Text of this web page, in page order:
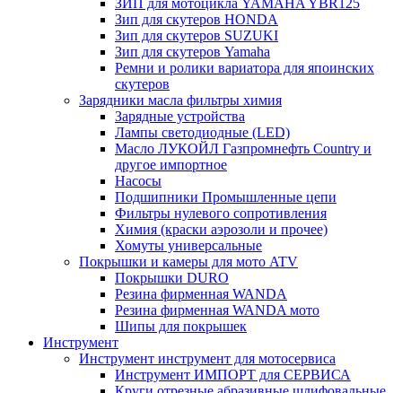
ЗИП для мотоцикла YAMAHA YBR125
Зип для скутеров HONDA
Зип для скутеров SUZUKI
Зип для скутеров Yamaha
Ремни и ролики вариатора для япоинских
скутеров
Зарядники масла фильтры химия
Зарядные устройства
Лампы светодиодные (LED)
Масло ЛУКОЙЛ Газпромнефть Country и
другое импортное
Насосы
Подшипники Промышленные цепи
Фильтры нулевого сопротивления
Химия (краски аэрозоли и прочее)
Хомуты универсальные
Покрышки и камеры для мото ATV
Покрышки DURO
Резина фирменная WANDA
Резина фирменная WANDA мото
Шипы для покрышек
Инструмент
Инструмент инструмент для мотосервиса
Инструмент ИМПОРТ для СЕРВИСА